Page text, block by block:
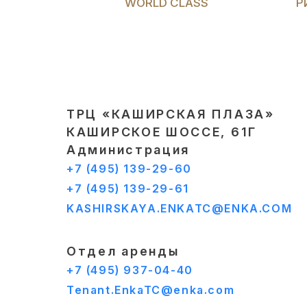
WORLD CLASS
ТРЦ «КАШИРСКАЯ ПЛАЗА»
КАШИРСКОЕ ШОССЕ, 61Г
Администрация
+7 (495) 139-29-60
+7 (495) 139-29-61
KASHIRSKAYA.ENKATC@ENKA.COM
Отдел аренды
+7 (495) 937-04-40
Tenant.EnkaTC@enka.com